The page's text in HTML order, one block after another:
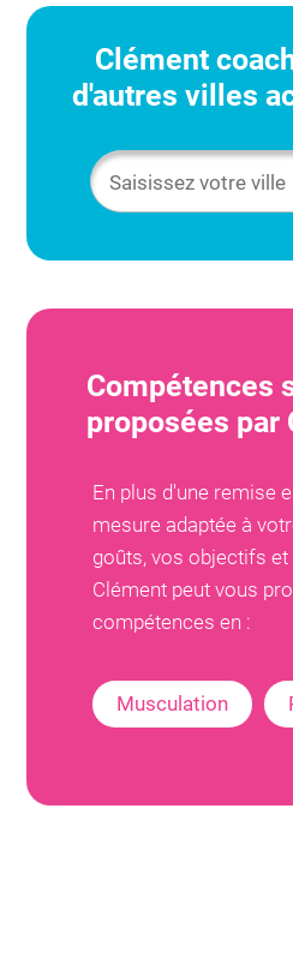
Clément
d'autres villes
Compétences
proposées par
En plus d'une remise
mesure adaptée à
goûts, vos objectifs
Clément peut vous
compétences en :
Musculation